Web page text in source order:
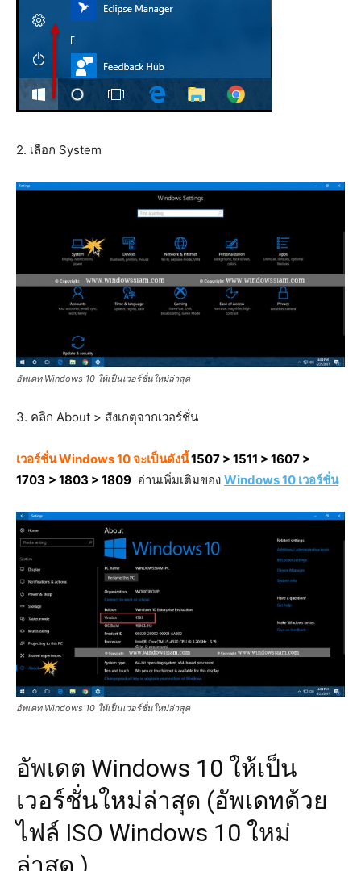
2. เลือก System
อัพเดท Windows 10 ให้เป็นเวอร์ชั่นใหม่ล่าสุด
3. คลิก About > สังเกตุจากเวอร์ชั่น
เวอร์ชั่น Windows 10 จะเป็นดังนี้1507 > 1511 > 1607 >
1703 > 1803 > 1809 อ่านเพิ่มเติมของ Windows 10 เวอร์ชั่น
อัพเดท Windows 10 ให้เป็นเวอร์ชั่นใหม่ล่าสุด
อัพเดต Windows 10 ให้เป็น
เวอร์ชั่นใหม่ล่าสุด (อัพเดทด้วย
ไฟล์ ISO Windows 10 ใหม่
ล่าสุด )